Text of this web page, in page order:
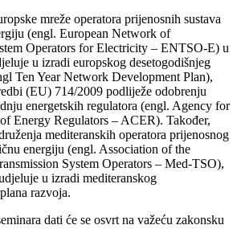
mreže operatora prijenosnih sustava
(engl. European Network of
Operators for Electricity – ENTSO-E) u
u izradi europskog desetogodišnjeg
Ten Year Network Development Plan),
(EU) 714/2009 podliježe odobrenju
energetskih regulatora (engl. Agency for
Energy Regulators – ACER). Također,
mediteranskih operatora prijenosnog
energiju (engl. Association of the
System Operators – Med-TSO),
u izradi mediteranskog
razvoja.
dati će se osvrt na važeću zakonsku